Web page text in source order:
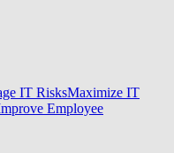
IT RisksMaximize IT
Employee